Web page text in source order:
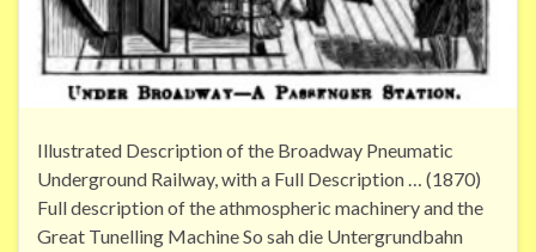
Illustrated Description of the Broadway Pneumatic
Underground Railway, with a Full Description … (1870)
Full description of the athmospheric machinery and the
Great Tunelling Machine So sah die Untergrundbahn